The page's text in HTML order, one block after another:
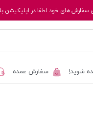
سفارش های خود لطفا در اپلیکیشن
شوید! سفارش عمده